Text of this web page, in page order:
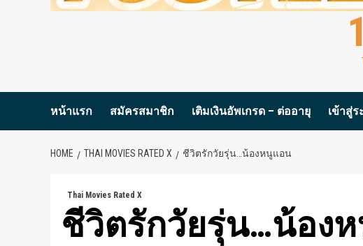
หน้าแรก สมัครสมาชิก เติมเงินอัพเกรด – ต่ออายุ เข้าสู่ร
HOME THAI MOVIES RATED X ชีวิตรักวัยรุ่น…น้องหนูแอน
Thai Movies Rated X
ชีวิตรักวัยรุ่น…น้อง